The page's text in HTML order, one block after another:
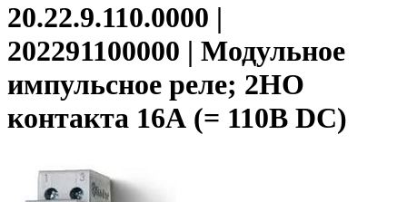
20.22.9.110.0000 |
202291100000 | Модульное
импульсное реле; 2НО
контакта 16А (= 110В DC)